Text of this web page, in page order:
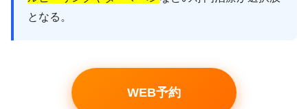
となる。
WEB予約